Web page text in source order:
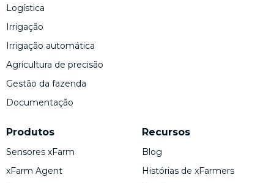
Logística
Irrigação
Irrigação automática
Agricultura de precisão
Gestão da fazenda
Documentação
Produtos
Sensores xFarm
xFarm Agent
Recursos
Blog
Histórias de xFarmers